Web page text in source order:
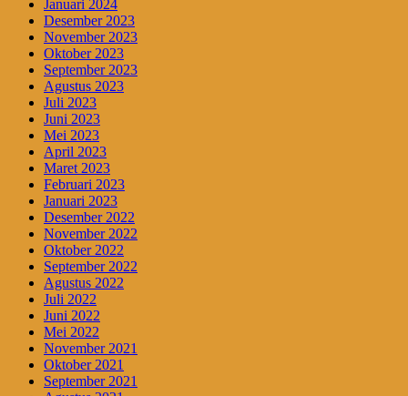
Januari 2024
Desember 2023
November 2023
Oktober 2023
September 2023
Agustus 2023
Juli 2023
Juni 2023
Mei 2023
April 2023
Maret 2023
Februari 2023
Januari 2023
Desember 2022
November 2022
Oktober 2022
September 2022
Agustus 2022
Juli 2022
Juni 2022
Mei 2022
November 2021
Oktober 2021
September 2021